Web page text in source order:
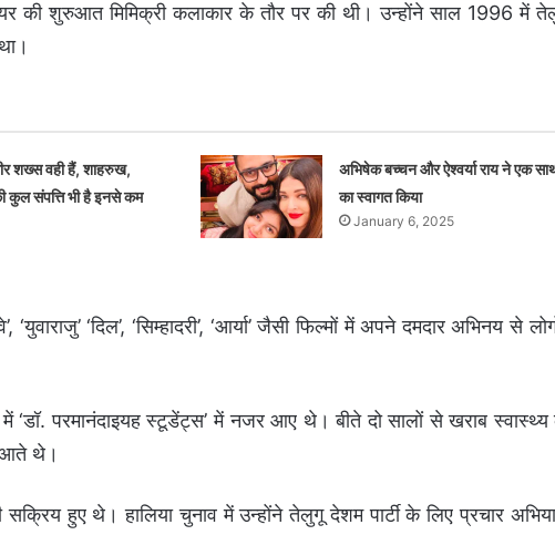
की शुरुआत मिमिक्री कलाकार के तौर पर की थी। उन्होंने साल 1996 में
शख्स वही हैं, शाहरुख,
कुल संपत्ति भी है इनसे कम
अभिषेक बच्चन और ऐश्वर्या राय ने एक
का स्वागत किया
January 6, 2025
‘युवाराजु’ ‘दिल’, ‘सिम्हादरी’, ‘आर्या’ जैसी फिल्मों में अपने दमदार अभिनय से
‘डॉ. परमानंदाइयह स्टूडेंट्स’ में नजर आए थे। बीते दो सालों से खराब
आते थे।
हुए थे। हालिया चुनाव में उन्होंने तेलुगू देशम पार्टी के लिए प्रचार